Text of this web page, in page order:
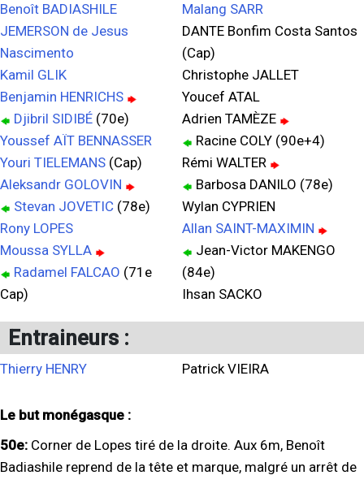
Benoît BADIASHILE
JEMERSON de Jesus
Nascimento
Kamil GLIK
Benjamin HENRICHS
Djibril SIDIBÉ (70e)
Youssef AÏT BENNASSER
Youri TIELEMANS (Cap)
Aleksandr GOLOVIN
Stevan JOVETIC (78e)
Rony LOPES
Moussa SYLLA
Radamel FALCAO (71e
Cap)
Malang SARR
DANTE Bonfim Costa Santos
(Cap)
Christophe JALLET
Youcef ATAL
Adrien TAMÈZE
Racine COLY (90e+4)
Rémi WALTER
Barbosa DANILO (78e)
Wylan CYPRIEN
Allan SAINT-MAXIMIN
Jean-Victor MAKENGO
(84e)
Ihsan SACKO
Entraineurs :
Thierry HENRY Patrick VIEIRA
Le but monégasque :
50e: Corner de Lopes tiré de la droite. Aux 6m, Benoît
Badiashile reprend de la tête et marque, malgré un arrêt de